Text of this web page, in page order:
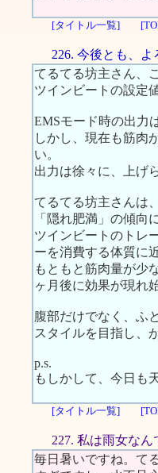
[タイトル一覧]
226. 今後とも、
てるてる坊主さん、
ツインビートの設定
EMSモード時の出力
しかし、現在も筋肉
い。
出力は徐々に、上げ
てるてる坊主さんは
「隠れ肥満」の傾向
ツインビートのトレ
ーを消費する体質に
もともと筋肉量が少
ヶ月後に効果が現れ
腹部だけでなく、ふ
スタイルを目指し、
p.s.
もしかして、今日も
[タイトル一覧]
227. 私は雨女なん
毎日暑いですね。て